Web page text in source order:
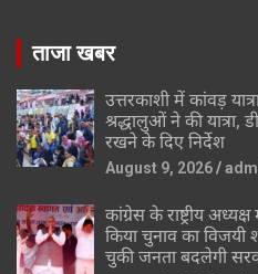
ताजा खबर
उत्तरकाशी में कांवड़
श्रद्धालुओं ने की
रखने के दिए निर्देश
August 9, 2026
कांग्रेस के राष्ट्रीय
किया चुनाव का विजयी
चुकी जनता बदलेगी